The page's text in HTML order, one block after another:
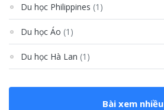
Du học Philippines (1)
Du học Áo (1)
Du học Hà Lan (1)
Bài xem nhiều